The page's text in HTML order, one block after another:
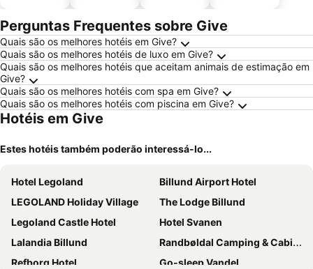
mento
Perguntas Frequentes sobre Give
Quais são os melhores hotéis em Give?
Quais são os melhores hotéis de luxo em Give?
Quais são os melhores hotéis que aceitam animais de estimação em
Give?
Quais são os melhores hotéis com spa em Give?
Quais são os melhores hotéis com piscina em Give?
Hotéis em Give
Estes hotéis também poderão interessá-lo...
Hotel Legoland
Billund Airport Hotel
LEGOLAND Holiday Village
The Lodge Billund
Legoland Castle Hotel
Hotel Svanen
Lalandia Billund
Randbøldal Camping & Cabins
Refborg Hotel
Go-sleep Vandel